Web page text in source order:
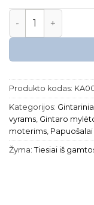
produkto kiekis:
Produkto kodas:
Kategorijos:
vyrams, Gintaro
moterims,
Žyma: Tiesiai iš